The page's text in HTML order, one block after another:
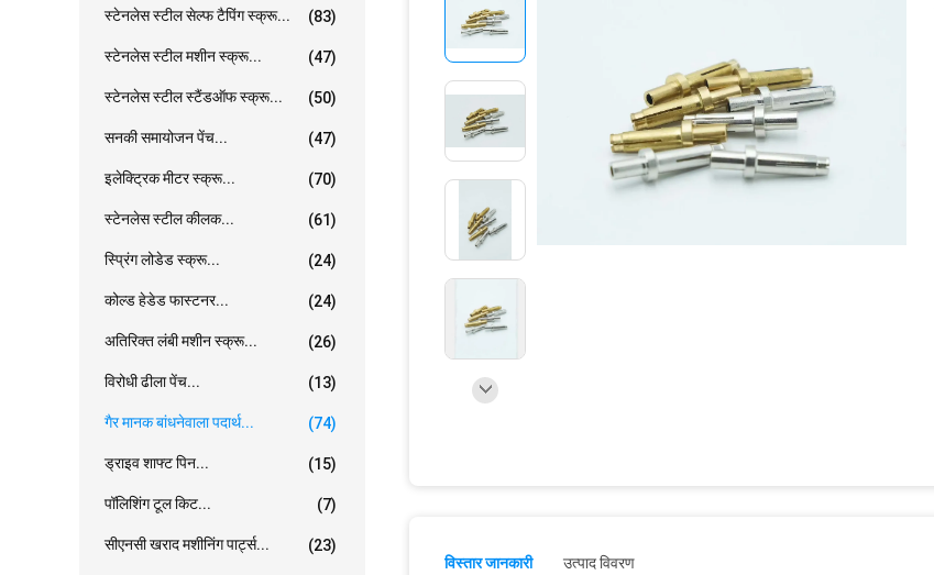
स्टेनलेस स्टील सेल्फ टैपिंग स्क्रू... (83)
स्टेनलेस स्टील मशीन स्क्रू... (47)
स्टेनलेस स्टील स्टैंडऑफ स्क्रू... (50)
सनकी समायोजन पेंच... (47)
इलेक्ट्रिक मीटर स्क्रू... (70)
स्टेनलेस स्टील कीलक... (61)
स्प्रिंग लोडेड स्क्रू... (24)
कोल्ड हेडेड फास्टनर... (24)
अतिरिक्त लंबी मशीन स्क्रू... (26)
विरोधी ढीला पेंच... (13)
गैर मानक बांधनेवाला पदार्थ... (74)
ड्राइव शाफ्ट पिन... (15)
पॉलिशिंग टूल किट... (7)
सीएनसी खराद मशीनिंग पार्ट्स... (23)
विस्तार जानकारी उत्पाद विवरण